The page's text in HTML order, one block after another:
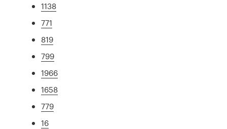
1138
771
819
799
1966
1658
779
16